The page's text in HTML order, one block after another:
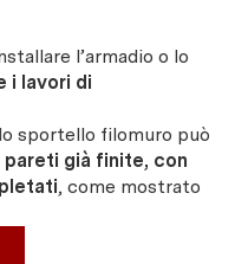
l’armadio o lo
i lavori di
lo sportello filomuro può
pareti già finite, con
, come mostrato